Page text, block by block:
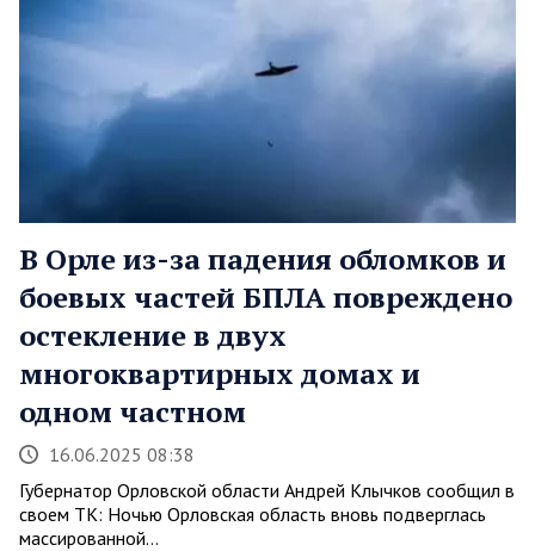
В Орле из-за падения обломков и
боевых частей БПЛА повреждено
остекление в двух
многоквартирных домах и
одном частном
16.06.2025 08:38
Губернатор Орловской области Андрей Клычков сообщил в
своем ТК: Ночью Орловская область вновь подверглась
массированной…